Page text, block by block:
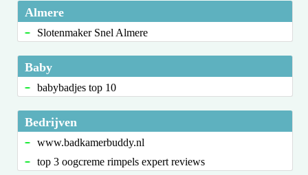
Almere
Slotenmaker Snel Almere
Baby
babybadjes top 10
Bedrijven
www.badkamerbuddy.nl
top 3 oogcreme rimpels expert reviews